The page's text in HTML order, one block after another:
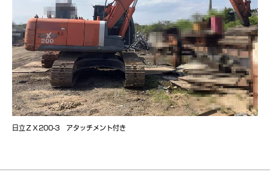
日立ＺＸ200-3 アタッチメント付き